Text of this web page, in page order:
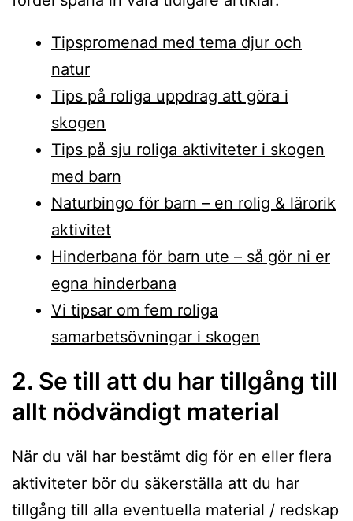
Tipspromenad med tema djur och
natur
Tips på roliga uppdrag att göra i
skogen
Tips på sju roliga aktiviteter i skogen
med barn
Naturbingo för barn – en rolig & lärorik
aktivitet
Hinderbana för barn ute – så gör ni er
egna hinderbana
Vi tipsar om fem roliga
samarbetsövningar i skogen
2. Se till att du har tillgång till
allt nödvändigt material
När du väl har bestämt dig för en eller flera
aktiviteter bör du säkerställa att du har
tillgång till alla eventuella material / redskap